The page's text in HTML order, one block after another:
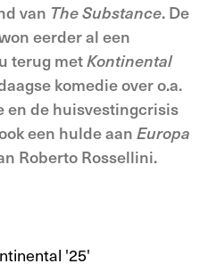
van TheSubstance. De
eerder al een
terug metKontinental
komedie over o.a.
en de huisvestingcrisis
een hulde aan Europa
Roberto Rossellini.
'25'